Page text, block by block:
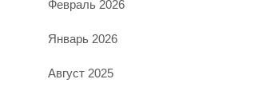
Февраль 2026
Январь 2026
Август 2025